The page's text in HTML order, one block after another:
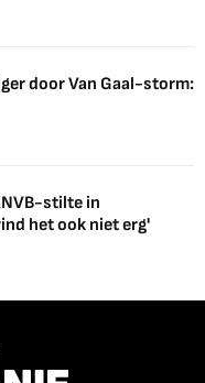
door Van Gaal-storm:
stilte in
het ook niet erg'